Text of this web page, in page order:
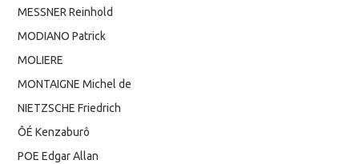
MESSNER Reinhold
MODIANO Patrick
MOLIERE
MONTAIGNE Michel de
NIETZSCHE Friedrich
ÔÉ Kenzaburô
POE Edgar Allan